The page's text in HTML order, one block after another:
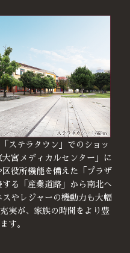
ステラタウン」でのショッ
宮メディカルセンター」に
役所機能を備えた「プラザ
る「産業道路」から南北へ
やレジャーの機動力も大幅
実が、家族の時間をより豊
す。